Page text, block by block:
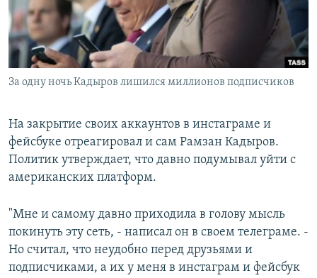
ПОДПИШИТЕСЬ НА РАССЫЛКУ
СОЦИАЛЬНЫЕ СЕТИ
Все сайты РСЕ/РС
За одну ночь Кадыров лишился миллионов подписчиков
На закрытие своих аккаунтов в инстаграме и
фейсбуке отреагировал и сам Рамзан Кадыров.
Политик утверждает, что давно подумывал уйти с
американских платформ.
"Мне и самому давно приходила в голову мысль
покинуть эту сеть, - написал он в своем телеграме. -
Но считал, что неудобно перед друзьями и
подписчиками, а их у меня в инстаграм и фейсбук